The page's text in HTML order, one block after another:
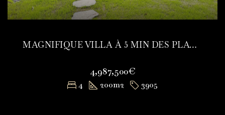
MAGNIFIQUE VILLA À 5 MIN DES PLAGES DE PAMPELONNE
4,987,500€
4 200m2 3905